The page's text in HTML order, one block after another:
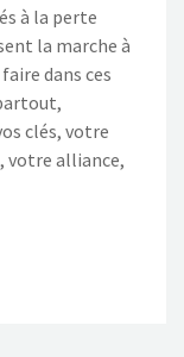
à la perte
la marche à
dans ces
clés, votre
votre alliance,